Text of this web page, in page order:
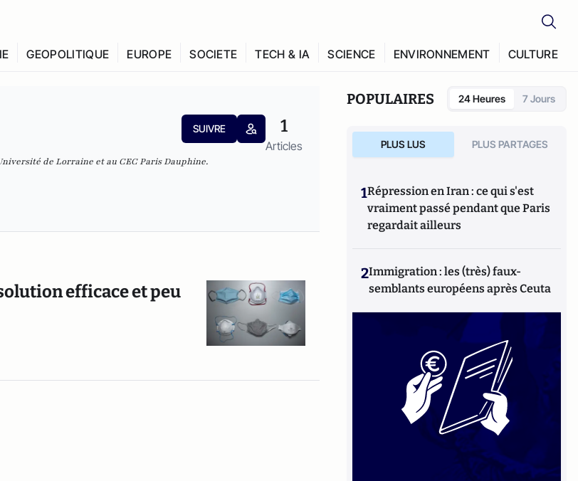
GEOPOLITIQUE EUROPE SOCIETE TECH & IA SCIENCE ENVIRONNEMENT CULTURE
SUIVRE 1
Articles
de Lorraine et au CEC Paris Dauphine.
efficace et peu
POPULAIRES 24 Heures 7 Jours
PLUS LUS PLUS PARTAGES
1Répression en Iran : ce qui s'est
vraiment passé pendant que Paris
regardait ailleurs
2Immigration : les (très) faux-
semblants européens après Ceuta